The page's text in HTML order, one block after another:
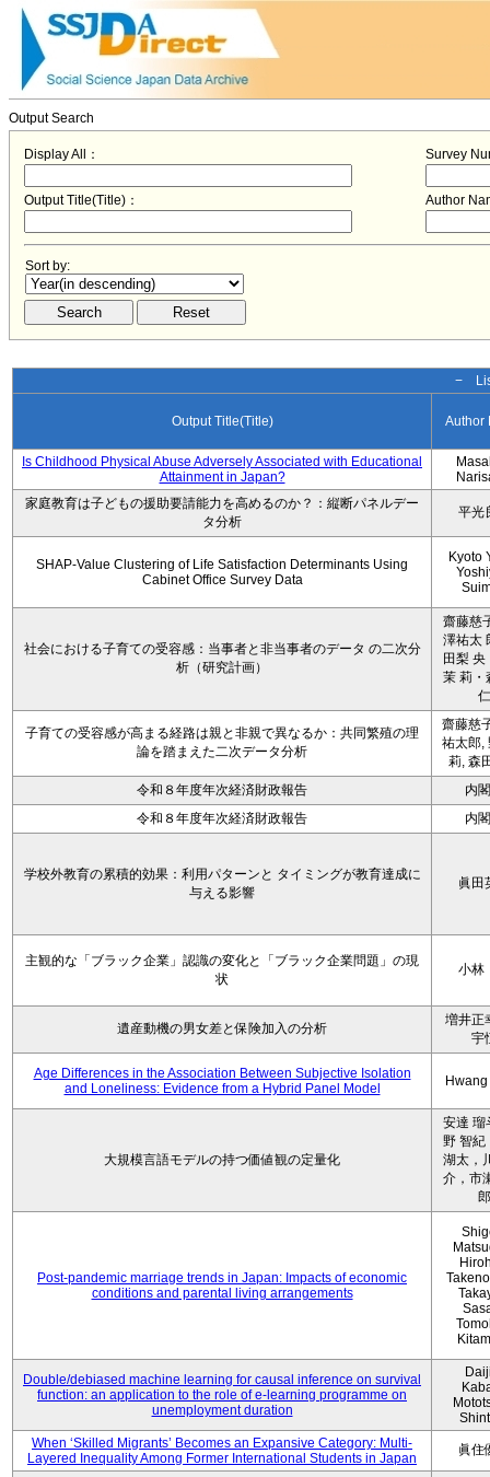
Output Search
Display All： Survey
Output Title(Title)： Author
Sort by:
−
Output Title(Title) Author
Is Childhood Physical Abuse Adversely Associated with Educational
Attainment in Japan?
家庭教育は子どもの援助要請能力を高めるのか？：縦断パネルデー
タ分析
平光
SHAP-Value Clustering of Life Satisfaction Determinants Using
Cabinet Office Survey Data
Kyoto
社会における子育ての受容感：当事者と非当事者のデータ の二次分
析（研究計画）
齋藤慈
澤祐太
田梨 央
茉 莉・
仁
子育ての受容感が高まる経路は親と非親で異なるか：共同繁殖の理
論を踏まえた二次データ分析
齋藤慈
祐太郎,
莉, 森
令和８年度年次経済財政報告
内
令和８年度年次経済財政報告
内
学校外教育の累積的効果：利用パターンと タイミングが教育達成に
与える影響
眞田
主観的な「ブラック企業」認識の変化と「ブラック企業問題」の現
状
小
遺産動機の男女差と保険加入の分析
増井正
宇
Age Differences in the Association Between Subjective Isolation
and Loneliness: Evidence from a Hybrid Panel Model
大規模言語モデルの持つ価値観の定量化
安達 瑠
野 智紀
湖太，
介，市
郎
Post-pandemic marriage trends in Japan: Impacts of economic
conditions and parental living arrangements
Double/debiased machine learning for causal inference on survival
function: an application to the role of e-learning programme on
unemployment duration
When ‘Skilled Migrants’ Becomes an Expansive Category: Multi-
Layered Inequality Among Former International Students in Japan
眞住